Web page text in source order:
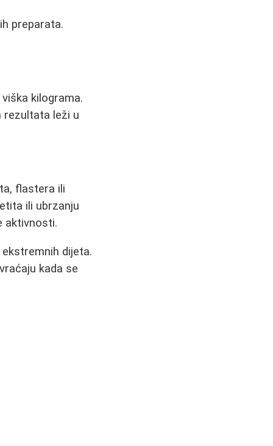
preparata.
kilograma.
rezultata leži u
flastera ili
ili ubrzanju
aktivnosti.
dijeta.
kada se